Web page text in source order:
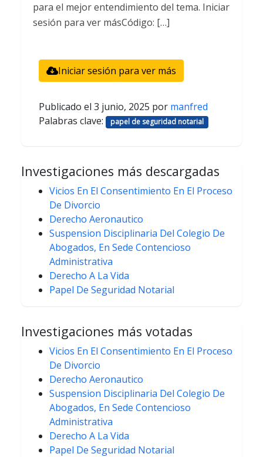
para el mejor entendimiento del tema. Iniciar
sesión para ver másCódigo: […]
Iniciar sesión para ver más
Publicado el 3 junio, 2025 por manfred
Palabras clave:
papel de seguridad notarial
Investigaciones más descargadas
Vicios En El Consentimiento En El Proceso
De Divorcio
Derecho Aeronautico
Suspension Disciplinaria Del Colegio De
Abogados, En Sede Contencioso
Administrativa
Derecho A La Vida
Papel De Seguridad Notarial
Investigaciones más votadas
Vicios En El Consentimiento En El Proceso
De Divorcio
Derecho Aeronautico
Suspension Disciplinaria Del Colegio De
Abogados, En Sede Contencioso
Administrativa
Derecho A La Vida
Papel De Seguridad Notarial